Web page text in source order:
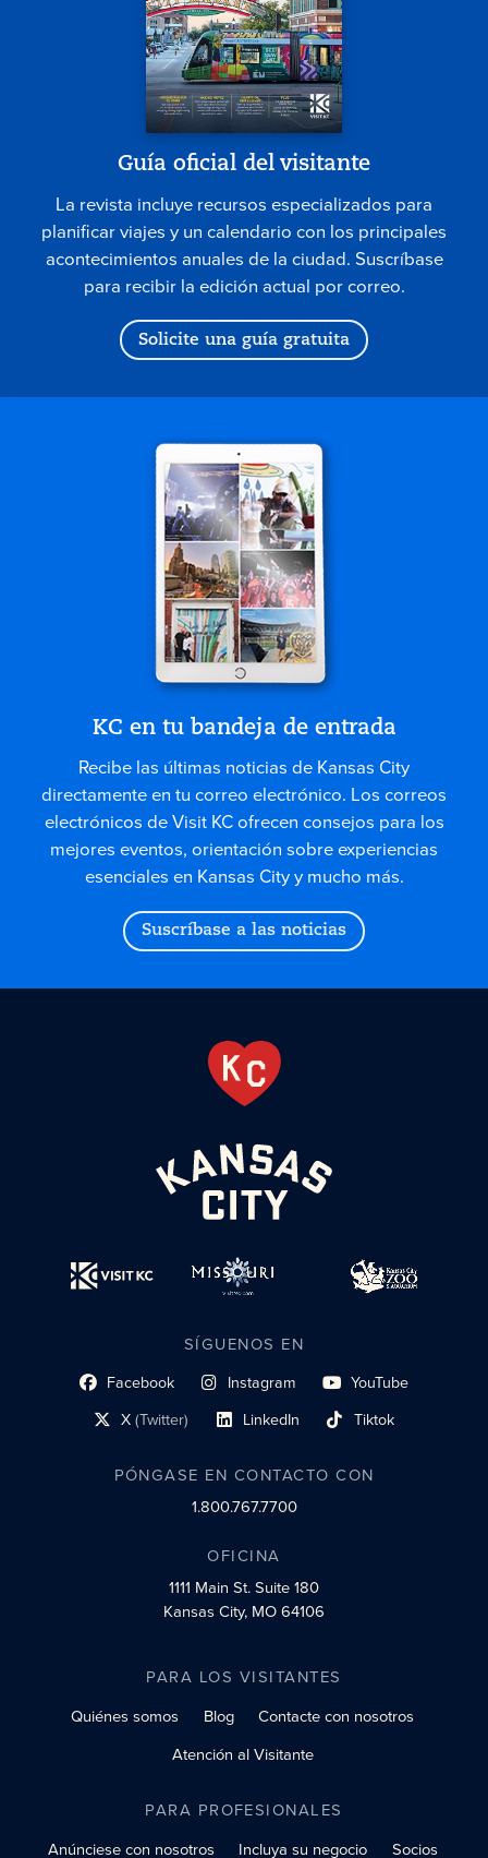
Guía oficial del visitante
La revista incluye recursos especializados para
planificar viajes y un calendario con los principales
acontecimientos anuales de la ciudad. Suscríbase
para recibir la edición actual por correo.
Solicite una guía gratuita
KC en tu bandeja de entrada
Recibe las últimas noticias de Kansas City
directamente en tu correo electrónico. Los correos
electrónicos de Visit KC ofrecen consejos para los
mejores eventos, orientación sobre experiencias
esenciales en Kansas City y mucho más.
Suscríbase a las noticias
SÍGUENOS EN
Facebook
enlace al perfil social Instagram
enlace de perfil social YouTube
enlace de perfil social
X(Twitter)
enlace al perfil social LinkedIn
enlace al perfil social Tiktok
enlace al perfil social
PÓNGASE EN CONTACTO CON
1.800.767.7700
OFICINA
1111 Main St.Suite 180
Kansas City, MO 64106
PARA LOS VISITANTES
Quiénes somos
Blog
Contacte con nosotros
Atención al Visitante
PARA PROFESIONALES
Anúnciese con nosotros
Incluya su negocio Socios